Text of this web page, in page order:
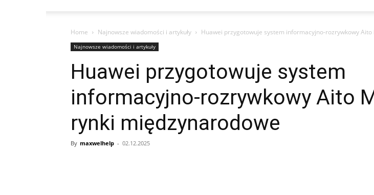
Home Najnowsze wiadomości i artykuły Huawei przygotowuje system informacyjno-rozrywkowy
Najnowsze wiadomości i artykuły
Huawei przygotowuje system
informacyjno-rozrywkowy Aito
rynki międzynarodowe
By maxwelhelp - 02.12.2025